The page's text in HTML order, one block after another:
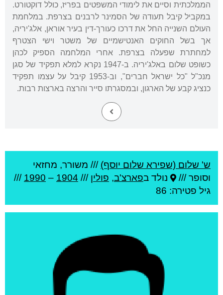
הממלכתית וסיים את לימודי המשפטים בפריז, כולל דוקטורט.
במקביל קיבל תעודה של הסמינר לרבנים בצרפת. במלחמת
העולם השנייה החל את דרכו כעורך-דין בעיר אוראן, אלג'יריה,
אך בשל החוקים האנטישמיים של משטר וישי הצטרף
למחתרת שפעלה בצרפת. אחרי המלחמה הספיק לכהן
כשופט שלום באלג'יריה. ב-1947 נקרא למלא תפקיד של סגן
מנכ"ל "כל ישראל חברים", וב-1953 קיבל על עצמו תפקיד
כנציג קבע של הארגון, ובמסגרתו סייר והרצה בארצות רבות.
ש' שלום (שפירא שלום יוסף) /// משורר, מחזאי
וסופר ///
נולד בפארצ'ב, פולין ///
1904
–
1990
///
גיל פטירה: 86